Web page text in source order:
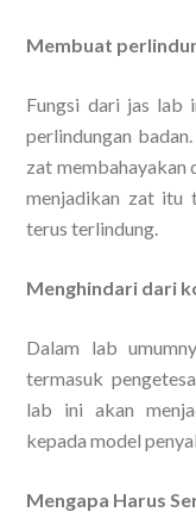
Membuat
Fungsi dari jas lab
perlindungan
zat membahayakan
menjadikan zat itu
terus terlindung.
Menghindari dari
Dalam lab
termasuk
lab ini akan
kepada model
Mengapa Harus